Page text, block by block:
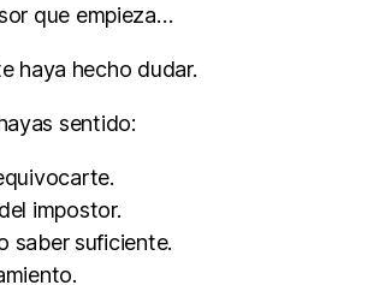
que empieza…
haya hecho dudar.
sentido:
impostor.
saber suficiente.